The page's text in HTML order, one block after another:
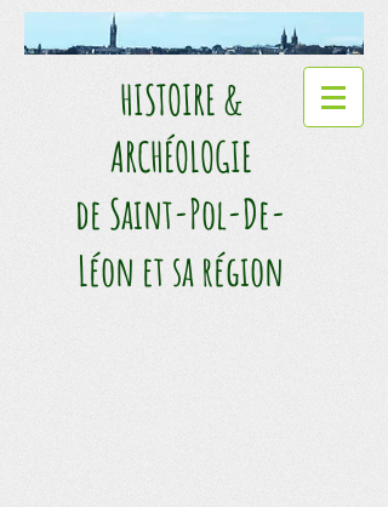
HISTOIRE &
ARCHÉOLOGIE​
de Saint-Pol-De-
Léon et sa région